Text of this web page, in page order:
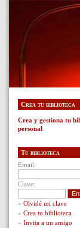
Crea tu biblioteca
Crea y gestiona tu
personal
Tu biblioteca
Email:
Clave:
» Olvidé mi clave
» Crea tu biblioteca
» Invita a un amigo